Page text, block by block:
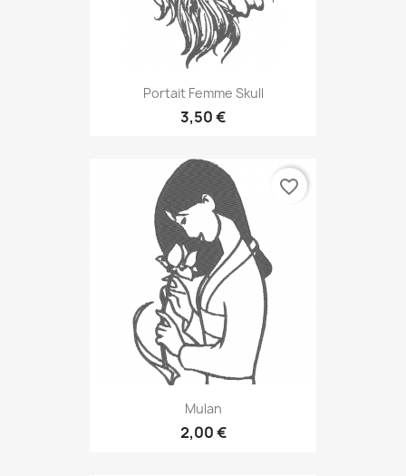
Portait Femme Skull
3,50 €
Mulan
2,00 €
favorite_border